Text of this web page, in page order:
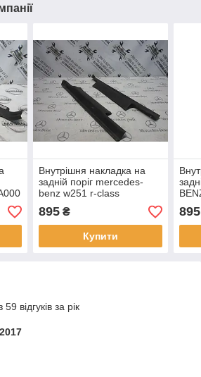
Внутрішня накладка на
задній поріг mercedes-
benz w251 r-class
(A2516800235 /
A2516800535)
895₴
Купити
895
відгуків за рік